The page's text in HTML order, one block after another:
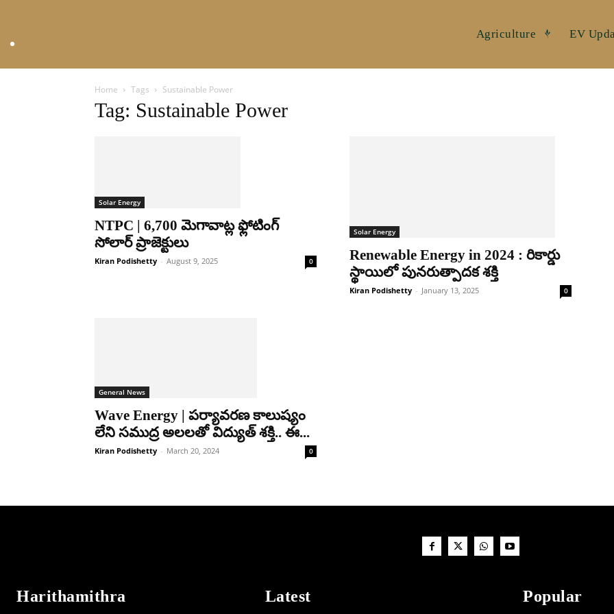
Agriculture EV
Home Tags Sustainable Power
Tag: Sustainable Power
Solar Energy
NTPC | 6,700 మెగావాట్ల ఫ్లోటింగ్
సోలార్ ప్రాజెక్టులు
Kiran Podishetty - August 9, 2025 0
Solar Energy
Renewable Energy in 2024 : రికార్డు
స్థాయిలో పునరుత్పాదక శక్తి
Kiran Podishetty - January 13, 2025 0
General News
Wave Energy | పర్యావరణ కాలుష్యం
లేని సముద్ర అలలతో విద్యుత్ శక్తి.. ఈ...
Kiran Podishetty - March 20, 2024 0
Harithamithra Latest Popular